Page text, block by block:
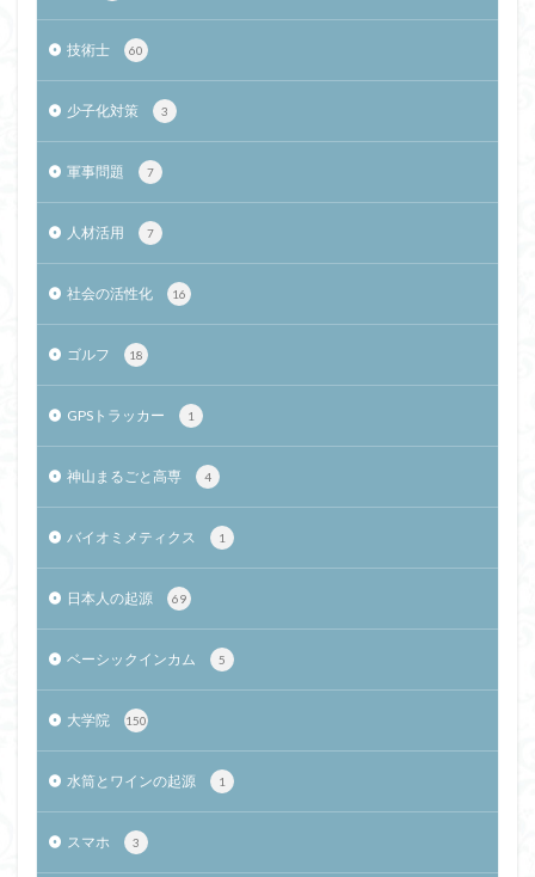
技術士 60
少子化対策 3
軍事問題 7
人材活用 7
社会の活性化 16
ゴルフ 18
GPSトラッカー 1
神山まるごと高専 4
バイオミメティクス 1
日本人の起源 69
ベーシックインカム 5
大学院 150
水筒とワインの起源 1
スマホ 3